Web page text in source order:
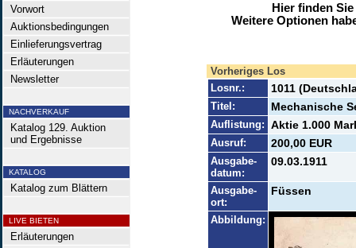
Vorwort
Auktionsbedingungen
Einlieferungsvertrag
Erläuterungen
Newsletter
NACHVERKAUF
Katalog 129. Auktion
und Ergebnisse
KATALOG
Katalog zum Blättern
LIVE BIETEN
Erläuterungen
Hier finden
Weitere Optionen
Vorheriges Los
Losnr.:
1011
Titel: Mechanische
Auflistung: Aktie 1.000
Ausruf: 200,00 EUR
Ausgabe-
datum:
09.03.1911
Ausgabe-
ort:
Füssen
Abbildung: